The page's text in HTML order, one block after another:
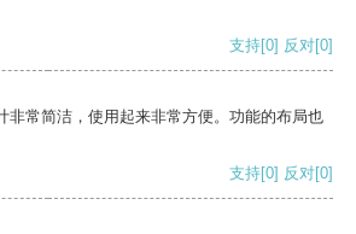
支持[0] 反对[0]
非常简洁，使用起来非常方便。功能的布局也
支持[0] 反对[0]